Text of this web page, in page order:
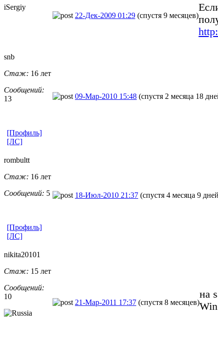
iSergiy
22-Дек-2009 01:29 (спустя 9 месяцев)
snb
Стаж: 16 лет
Сообщений:
13
09-Мар-2010 15:48 (спустя 2 месяца 18
[Профиль]
[ЛС]
rombultt
Стаж: 16 лет
Сообщений: 5 18-Июл-2010 21:37 (спустя 4 месяца 9
[Профиль]
[ЛС]
nikita20101
Стаж: 15 лет
Сообщений:
10
21-Мар-2011 17:37 (спустя 8 месяцев)
на